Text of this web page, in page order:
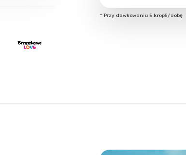
* Przy dawkowaniu 5 kropli/dobę